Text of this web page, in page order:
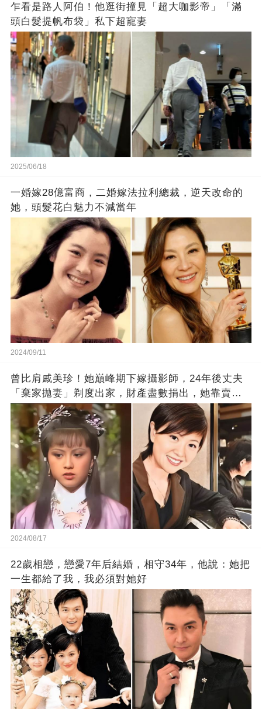
乍看是路人阿伯！他逛街撞見「超大咖影帝」「滿
頭白髮提帆布袋」私下超寵妻
2025/06/18
一婚嫁28億富商，二婚嫁法拉利總裁，逆天改命的
她，頭髮花白魅力不減當年
2024/09/11
曾比肩戚美珍！她巔峰期下嫁攝影師，24年後丈夫
「棄家拋妻」剃度出家，財產盡數捐出，她靠賣保
險維生，如今過得怎樣
2024/08/17
22歲相戀，戀愛7年后結婚，相守34年，他說：她把
一生都給了我，我必須對她好